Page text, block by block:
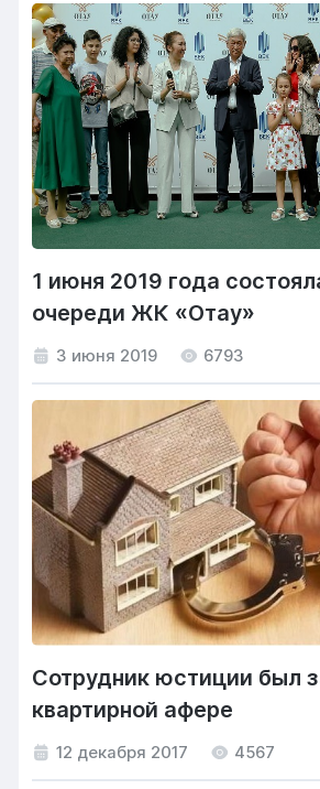
1 июня 2019 года
очереди ЖК «Отау»
3 июня 2019 6793
Сотрудник юстиции был
квартирной афере
12 декабря 2017 4567